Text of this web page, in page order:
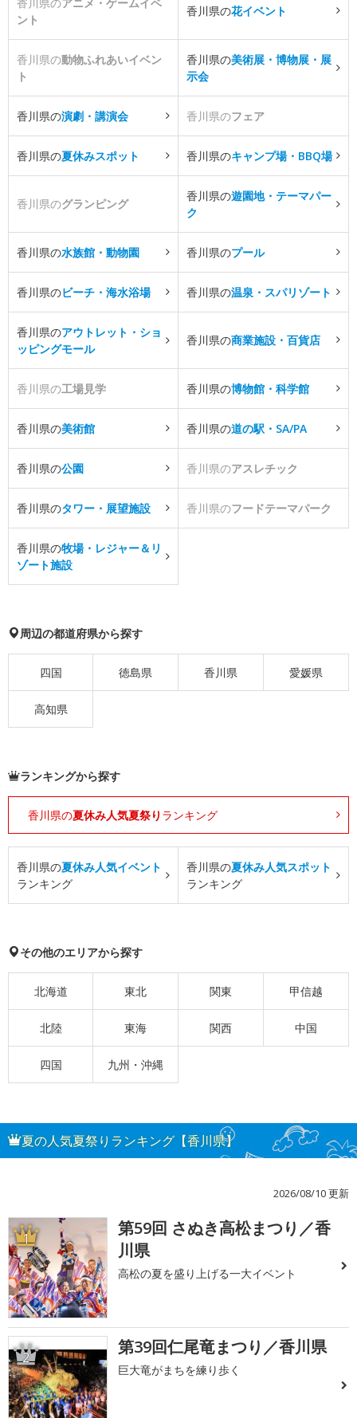
ント
香川県の花イベント
香川県の動物ふれあいイベン
ト
香川県の美術展・博物展・展
示会
香川県の演劇・講演会 香川県のフェア
香川県の夏休みスポット 香川県のキャンプ場・BBQ場
香川県のグランピング
香川県の遊園地・テーマパー
ク
香川県の水族館・動物園 香川県のプール
香川県のビーチ・海水浴場 香川県の温泉・スパリゾート
香川県のアウトレット・ショ
ッピングモール
香川県の商業施設・百貨店
香川県の工場見学 香川県の博物館・科学館
香川県の美術館 香川県の道の駅・SA/PA
香川県の公園 香川県のアスレチック
香川県のタワー・展望施設 香川県のフードテーマパーク
香川県の牧場・レジャー＆リ
ゾート施設
周辺の都道府県から探す
四国 徳島県 香川県 愛媛県
高知県
ランキングから探す
香川県の夏休み人気夏祭り ランキング
香川県の夏休み人気イベント
ランキング
香川県の夏休み人気スポット
ランキング
その他のエリアから探す
北海道 東北 関東 甲信越
北陸 東海 関西 中国
四国 九州・沖縄
夏の人気夏祭りランキング【香川県】
2026/08/10 更新
1
第59回 さぬき高松まつり／香
川県
高松の夏を盛り上げる一大イベント
2 第39回仁尾竜まつり／香川県
巨大竜がまちを練り歩く